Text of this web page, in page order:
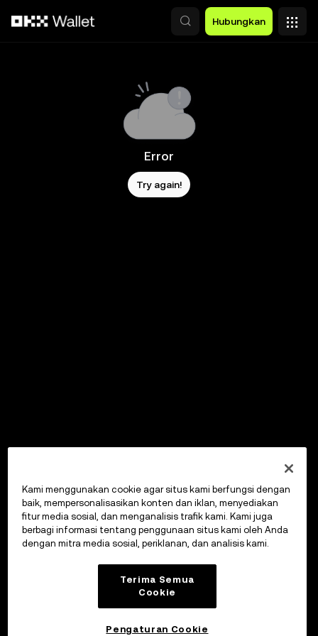
Hubungkan
Error
Try again!
Kami menggunakan cookie agar situs kami berfungsi dengan
baik, mempersonalisasikan konten dan iklan, menyediakan
fitur media sosial, dan menganalisis trafik kami. Kami juga
berbagi informasi tentang penggunaan situs kami oleh Anda
dengan mitra media sosial, periklanan, dan analisis kami.
Terima Semua
Cookie
Pengaturan Cookie